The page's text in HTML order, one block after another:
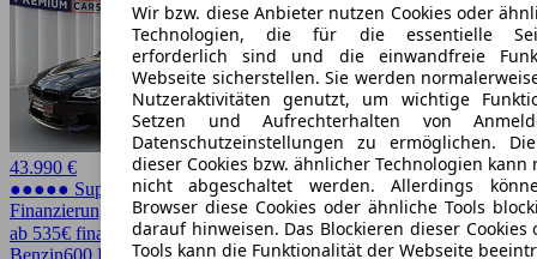
Wir bzw. diese Anbieter nutzen Cookies oder
Technologien, die für die essentielle
erforderlich sind und die einwandfreie
Webseite sicherstellen. Sie werden
Nutzeraktivitäten genutzt, um wichtige
Setzen und Aufrechterhalten von
Datenschutzeinstellungen zu ermöglichen.
dieser Cookies bzw. ähnlicher Technologien kann
nicht abgeschaltet werden. Allerdings
Browser diese Cookies oder ähnliche Tools
darauf hinweisen. Das Blockieren dieser
Tools kann die Funktionalität der Webseite
43.990 €
●●●●● Super Preis
Finanzierung möglich
ab 535€ finanzieren ↗